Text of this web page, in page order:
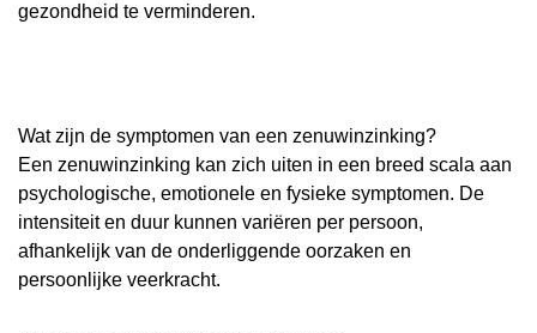
gezondheid te verminderen.
Wat zijn de symptomen van een zenuwinzinking?
Een zenuwinzinking kan zich uiten in een breed scala aan
psychologische, emotionele en fysieke symptomen. De
intensiteit en duur kunnen variëren per persoon,
afhankelijk van de onderliggende oorzaken en
persoonlijke veerkracht.